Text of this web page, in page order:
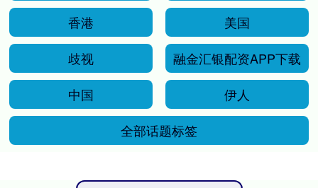
香港
美国
歧视
融金汇银配资APP下载
中国
伊人
全部话题标签